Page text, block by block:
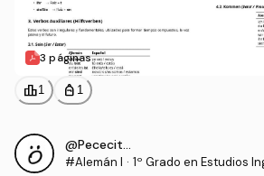
3 páginas
leaderboard1 personal_bag 1
@Pececito331
#Alemán I · 1º Grado en Estudios